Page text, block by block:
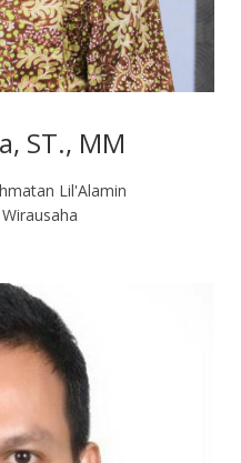
ST., MM
Lil'Alamin